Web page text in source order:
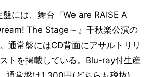
には、舞台『We are RAISE A
The Stage～』千秋楽公演の
通常盤にはCD背面にアサルトリリ
トを掲載している。Blu-ray付生産